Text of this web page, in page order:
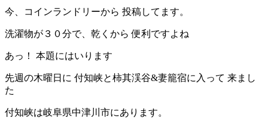
今、コインランドリーから 投稿してます。
洗濯物が３０分で、乾くから 便利ですよね
あっ！ 本題にはいります
先週の木曜日に 付知峡と柿其渓谷&妻籠宿に入って 来まし
た
付知峡は岐阜県中津川市にあります。